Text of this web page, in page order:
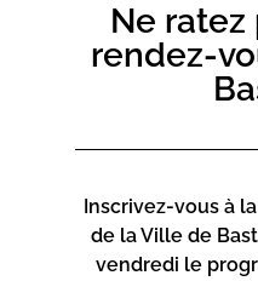
Ne ratez
rendez-
Inscrivez-vous à
de la Ville de
vendredi le